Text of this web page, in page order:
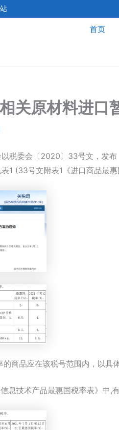
首页
关原材料进口
税委会〔2020〕33号文，发
1 (33号文附表1《进口商品最惠
商品应在该税号范围内，以具
息技术产品最惠国税率表》中,